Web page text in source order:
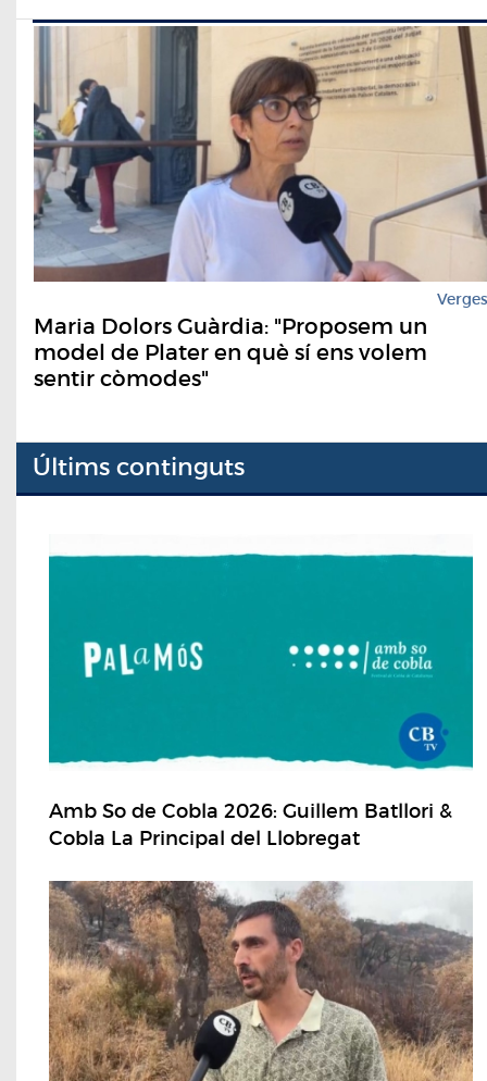
Verges
Maria Dolors Guàrdia: "Proposem un
model de Plater en què sí ens volem
sentir còmodes"
Últims continguts
Amb So de Cobla 2026: Guillem Batllori &
Cobla La Principal del Llobregat